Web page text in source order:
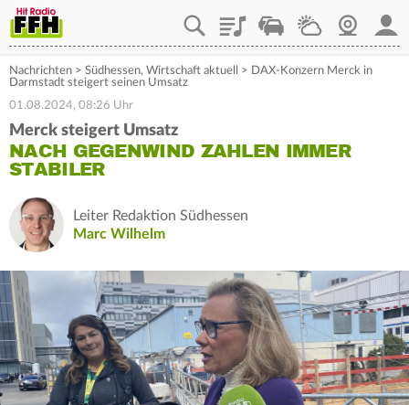
PlaylistStaupilotWetterWebcam
Nachrichten > Südhessen, Wirtschaft aktuell > DAX-Konzern Merck in
Darmstadt steigert seinen Umsatz
01.08.2024, 08:26 Uhr
Merck steigert Umsatz
NACH GEGENWIND ZAHLEN IMMER
STABILER
Leiter Redaktion Südhessen
Marc Wilhelm